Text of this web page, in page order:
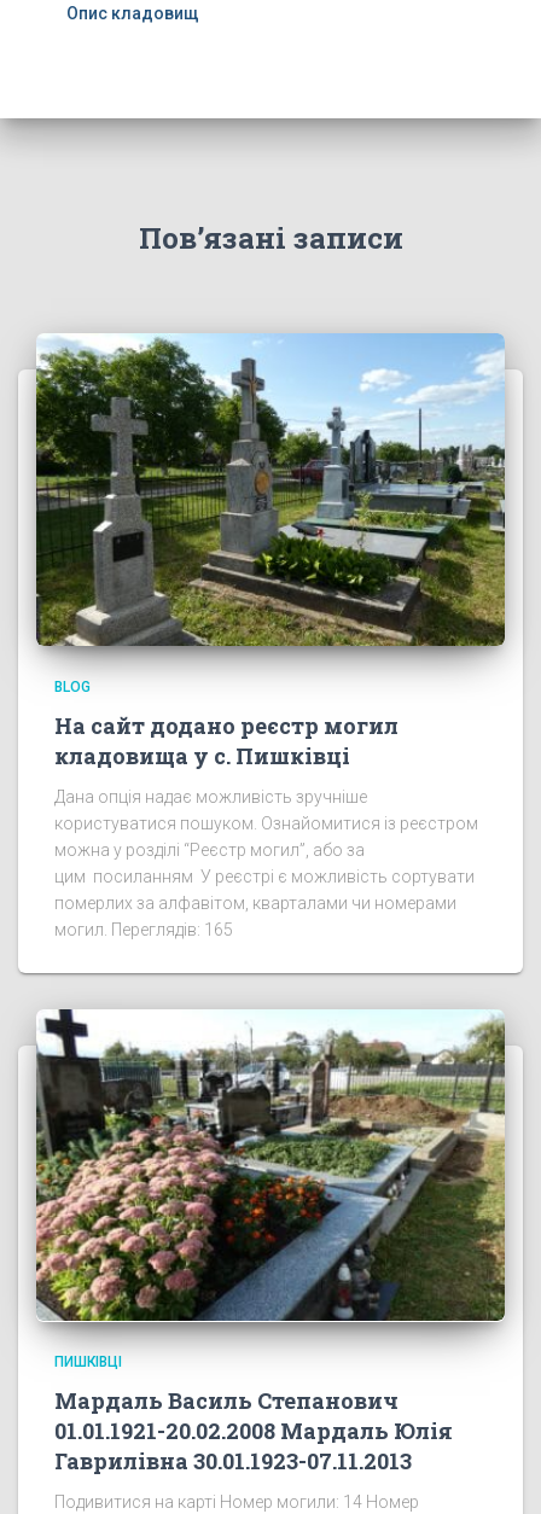
Опис кладовищ
Пов’язані записи
BLOG
На сайт додано реєстр могил
кладовища у с. Пишківці
Дана опція надає можливість зручніше
користуватися пошуком. Ознайомитися із реєстром
можна у розділі “Реєстр могил”, або за
цим посиланням У реєстрі є можливість сортувати
померлих за алфавітом, кварталами чи номерами
могил. Переглядів: 165
ПИШКІВЦІ
Мардаль Василь Степанович
01.01.1921-20.02.2008 Мардаль Юлія
Гаврилівна 30.01.1923-07.11.2013
Подивитися на карті Номер могили: 14 Номер